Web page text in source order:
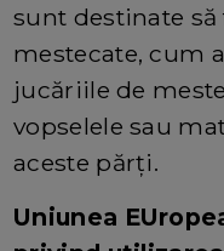
sunt destinate să
mestecate, cum
jucăriile de
vopselele sau
aceste părți.
Uniunea